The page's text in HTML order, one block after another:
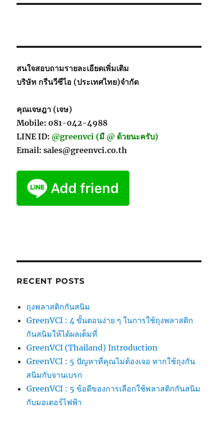
สนใจสอบถามรายละเอียดเพิ่มเติม
บริษัท กรีนวีซีไอ (ประเทศไทย)จำกัด
คุณเจษฎา (เจษ)
Mobile: 081-042-4988
LINE ID: @greenvci (มี @ ด้วยนะครับ)
Email: sales@greenvci.co.th
RECENT POSTS
ถุงพลาสติกกันสนิม
GreenVCI : 4 ขั้นตอนง่าย ๆ ในการใช้ถุงพลาสติก
กันสนิมให้ได้ผลเต็มที่
GreenVCI (Thailand) Introduction
GreenVCI : 5 ปัญหาที่คุณไม่ต้องเจอ หากใช้ถุงกัน
สนิมกับจานเบรก
GreenVCI : 5 ข้อดีของการเลือกใช้พลาสติกกันสนิม
กับมอเตอร์ไฟฟ้า